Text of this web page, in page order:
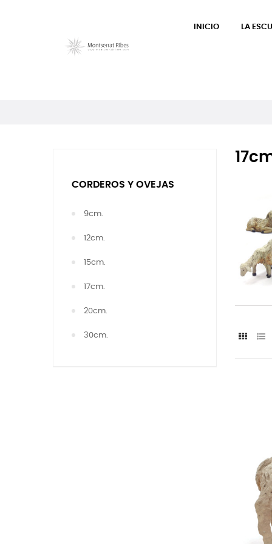
INICIO LA
CORDEROS Y OVEJAS
9cm.
12cm.
15cm.
17cm.
20cm.
30cm.